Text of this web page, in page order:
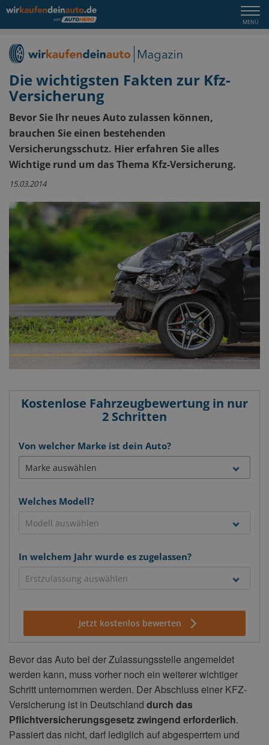
MENÜ
Die wichtigsten Fakten zur Kfz-
Versicherung
Bevor Sie Ihr neues Auto zulassen können,
brauchen Sie einen bestehenden
Versicherungsschutz. Hier erfahren Sie alles
Wichtige rund um das Thema Kfz-Versicherung.
15.03.2014
Kostenlose Fahrzeugbewertung in nur
2 Schritten
Von welcher Marke ist dein Auto?
Welches Modell?
In welchem Jahr wurde es zugelassen?
Jetzt kostenlos bewerten
Bevor das Auto bei der Zulassungsstelle angemeldet
werden kann, muss vorher noch ein weiterer wichtiger
Schritt unternommen werden. Der Abschluss einer KFZ-
Versicherung ist in Deutschland durch das
Pflichtversicherungsgesetz zwingend erforderlich.
Passiert das nicht, darf lediglich auf abgesperrtem und